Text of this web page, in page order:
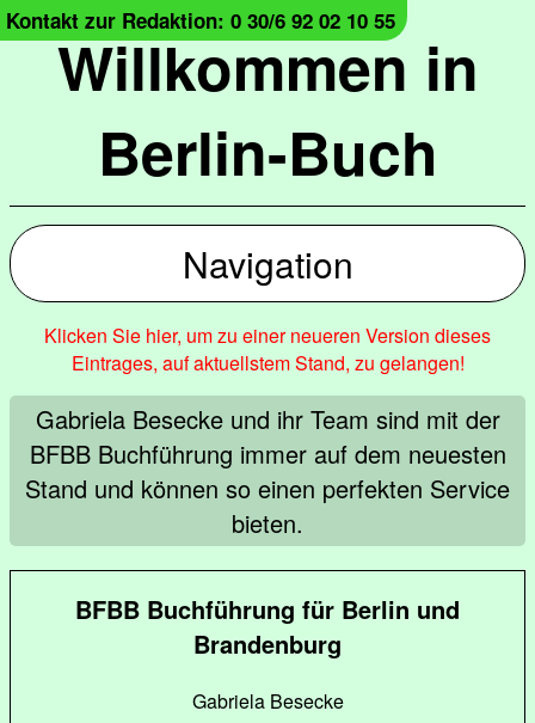
Willkommen in
Berlin-Buch
Kontakt zur Redaktion: 0 30/6 92 02 10 55
Navigation
Klicken Sie hier, um zu einer neueren Version dieses
Eintrages, auf aktuellstem Stand, zu gelangen!
Gabriela Besecke und ihr Team sind mit der
BFBB Buchführung immer auf dem neuesten
Stand und können so einen perfekten Service
bieten.
BFBB Buchführung für Berlin und
Brandenburg
Gabriela Besecke